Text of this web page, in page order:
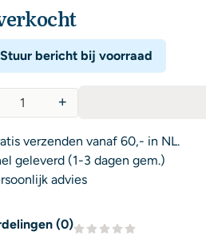
Stuur bericht bij voorraad
+
verzenden vanaf 60,- in NL.
geleverd (1-3 dagen gem.)
advies
(0)